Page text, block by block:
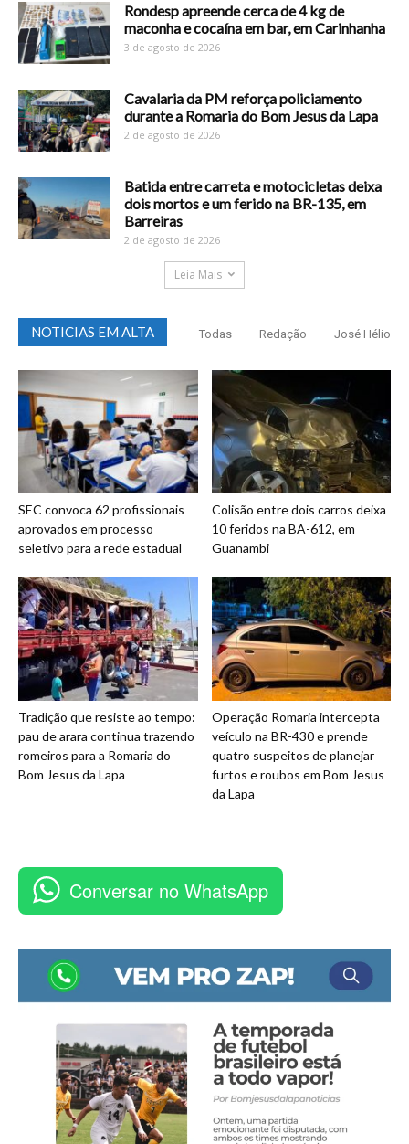
Rondesp apreende cerca de 4 kg de
maconha e cocaína em bar, em Carinhanha
3 de agosto de 2026
Cavalaria da PM reforça policiamento
durante a Romaria do Bom Jesus da Lapa
2 de agosto de 2026
Batida entre carreta e motocicletas deixa
dois mortos e um ferido na BR-135, em
Barreiras
2 de agosto de 2026
Leia Mais
NOTICIAS EM ALTA Todas Redação José Hélio
SEC convoca 62 profissionais
aprovados em processo
seletivo para a rede estadual
Colisão entre dois carros deixa
10 feridos na BA-612, em
Guanambi
Tradição que resiste ao tempo:
pau de arara continua trazendo
romeiros para a Romaria do
Bom Jesus da Lapa
Operação Romaria intercepta
veículo na BR-430 e prende
quatro suspeitos de planejar
furtos e roubos em Bom Jesus
da Lapa
Conversar no WhatsApp